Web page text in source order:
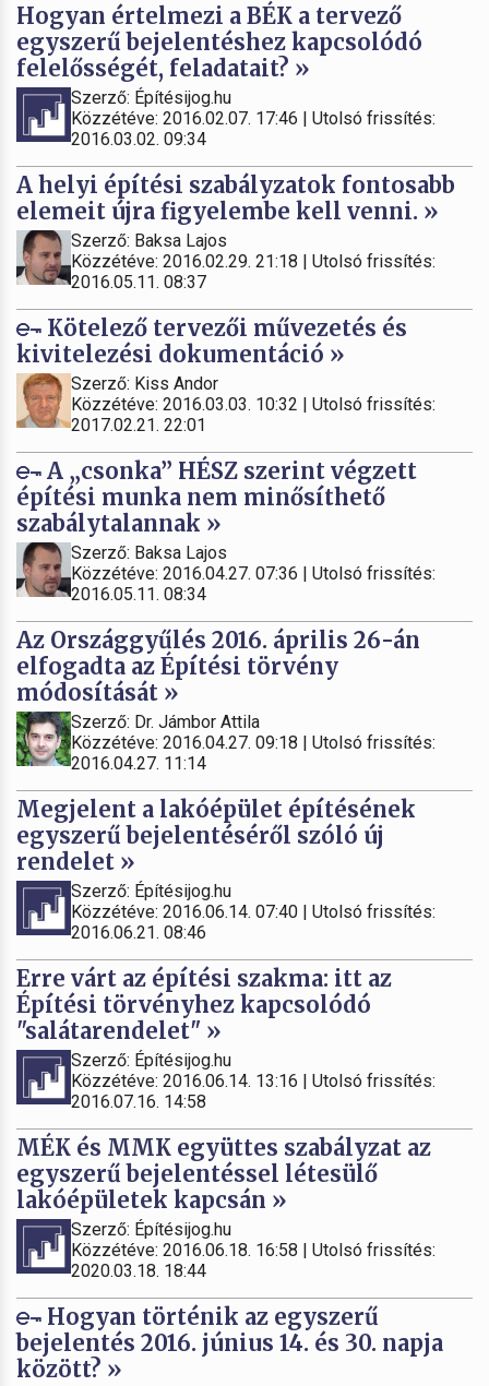
Hogyan értelmezi a BÉK a tervező
egyszerű bejelentéshez kapcsolódó
felelősségét, feladatait? »
Szerző: Építésijog.hu
Közzétéve: 2016.02.07. 17:46 | Utolsó frissítés:
2016.03.02. 09:34
A helyi építési szabályzatok fontosabb
elemeit újra figyelembe kell venni. »
Szerző: Baksa Lajos
Közzétéve: 2016.02.29. 21:18 | Utolsó frissítés:
2016.05.11. 08:37
Kötelező tervezői művezetés és
kivitelezési dokumentáció »
Szerző: Kiss Andor
Közzétéve: 2016.03.03. 10:32 | Utolsó frissítés:
2017.02.21. 22:01
A „csonka” HÉSZ szerint végzett
építési munka nem minősíthető
szabálytalannak »
Szerző: Baksa Lajos
Közzétéve: 2016.04.27. 07:36 | Utolsó frissítés:
2016.05.11. 08:34
Az Országgyűlés 2016. április 26-án
elfogadta az Építési törvény
módosítását »
Szerző: Dr. Jámbor Attila
Közzétéve: 2016.04.27. 09:18 | Utolsó frissítés:
2016.04.27. 11:14
Megjelent a lakóépület építésének
egyszerű bejelentéséről szóló új
rendelet »
Szerző: Építésijog.hu
Közzétéve: 2016.06.14. 07:40 | Utolsó frissítés:
2016.06.21. 08:46
Erre várt az építési szakma: itt az
Építési törvényhez kapcsolódó
"salátarendelet" »
Szerző: Építésijog.hu
Közzétéve: 2016.06.14. 13:16 | Utolsó frissítés:
2016.07.16. 14:58
MÉK és MMK együttes szabályzat az
egyszerű bejelentéssel létesülő
lakóépületek kapcsán »
Szerző: Építésijog.hu
Közzétéve: 2016.06.18. 16:58 | Utolsó frissítés:
2020.03.18. 18:44
Hogyan történik az egyszerű
bejelentés 2016. június 14. és 30. napja
között? »